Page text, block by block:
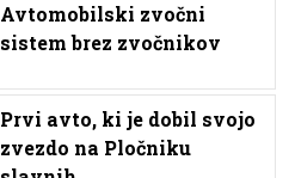
Avtomobilski zvočni
sistem brez zvočnikov
Prvi avto, ki je dobil svojo
zvezdo na Pločniku